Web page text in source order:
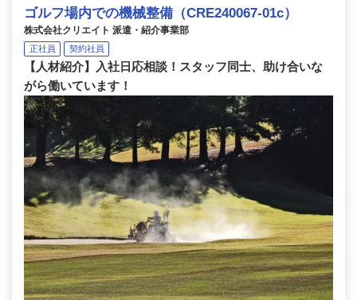
ゴルフ場内での機械整備（CRE240067-01c）
株式会社クリエイト 派遣・紹介事業部
正社員 契約社員
【人材紹介】入社日応相談！スタッフ同士、助け合いな
がら働いています！